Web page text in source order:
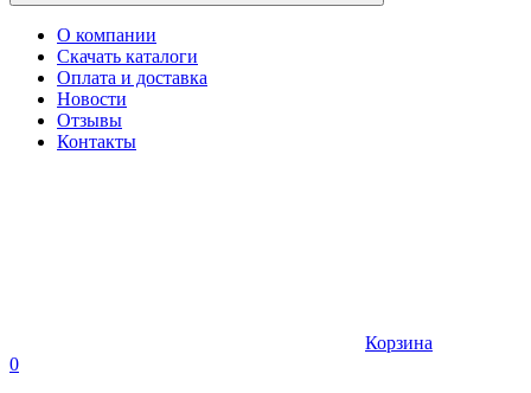
О компании
Скачать каталоги
Оплата и доставка
Новости
Отзывы
Контакты
Корзина
0